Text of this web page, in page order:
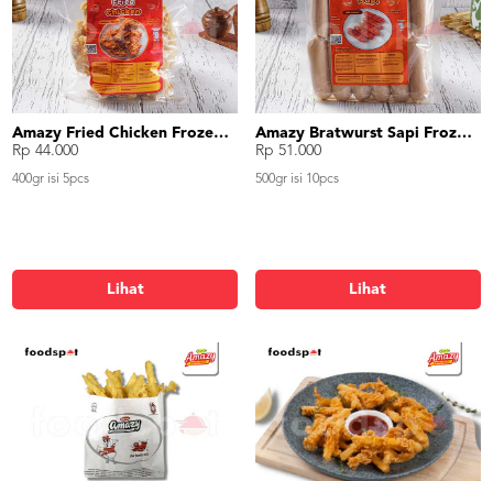
Amazy Fried Chicken Frozen Food
Rp 44.000
400gr isi 5pcs
Lihat
Amazy Bratwurst Sapi Frozen Food
Rp 51.000
500gr isi 10pcs
Lihat